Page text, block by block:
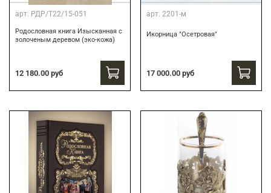
арт. РДР/Т22/15-051
Родословная книга Изысканная с
золоченым деревом (эко-кожа)
12 180.00 руб
арт. 2201-м
Икорница "Осетровая"
17 000.00 руб